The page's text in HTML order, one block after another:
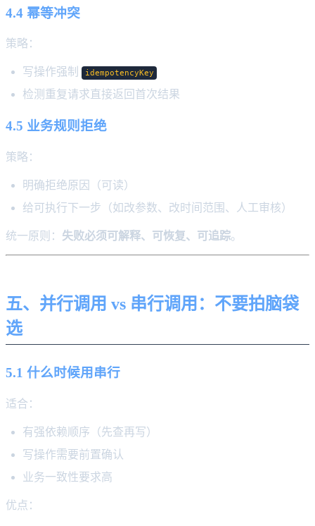
4.4 幂等冲突
策略：
写操作强制 idempotencyKey
检测重复请求直接返回首次结果
4.5 业务规则拒绝
策略：
明确拒绝原因（可读）
给可执行下一步（如改参数、改时间范围、人工审核）
统一原则： 失败必须可解释、可恢复、可追踪。
五、并行调用 vs 串行调用：不要拍脑袋
选
5.1 什么时候用串行
适合：
有强依赖顺序（先查再写）
写操作需要前置确认
业务一致性要求高
优点：